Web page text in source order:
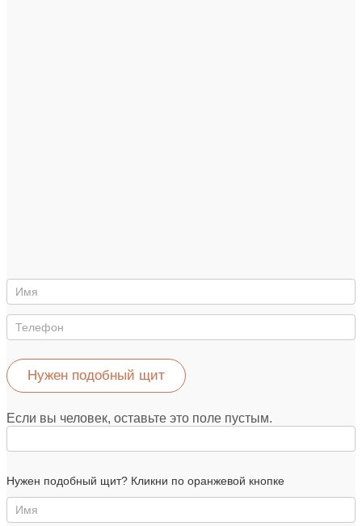
Нужен
такой
же
щит
Нужен подобный щит
Если вы человек, оставьте это поле пустым.
Нужен
такой
же
Нужен подобный щит? Кликни по оранжевой кнопке